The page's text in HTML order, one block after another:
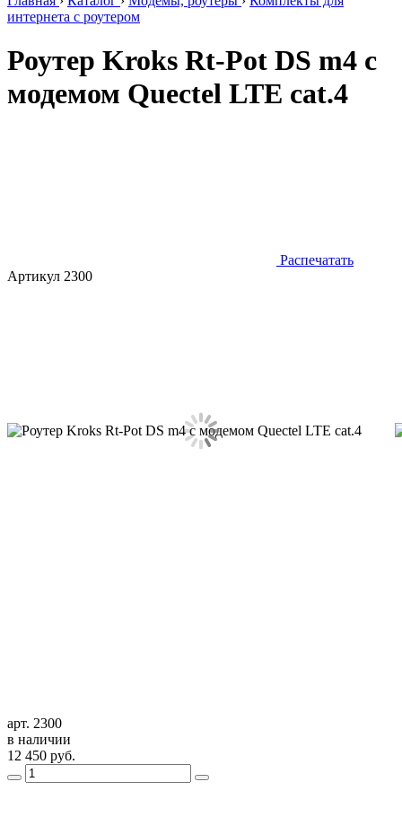
интернета с роутером
Роутер Kroks Rt-Pot DS m4 с
модемом Quectel LTE cat.4
Распечатать
Артикул 2300
арт. 2300
в наличии
12 450 руб.